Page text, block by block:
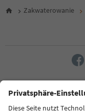
Zakwaterowanie